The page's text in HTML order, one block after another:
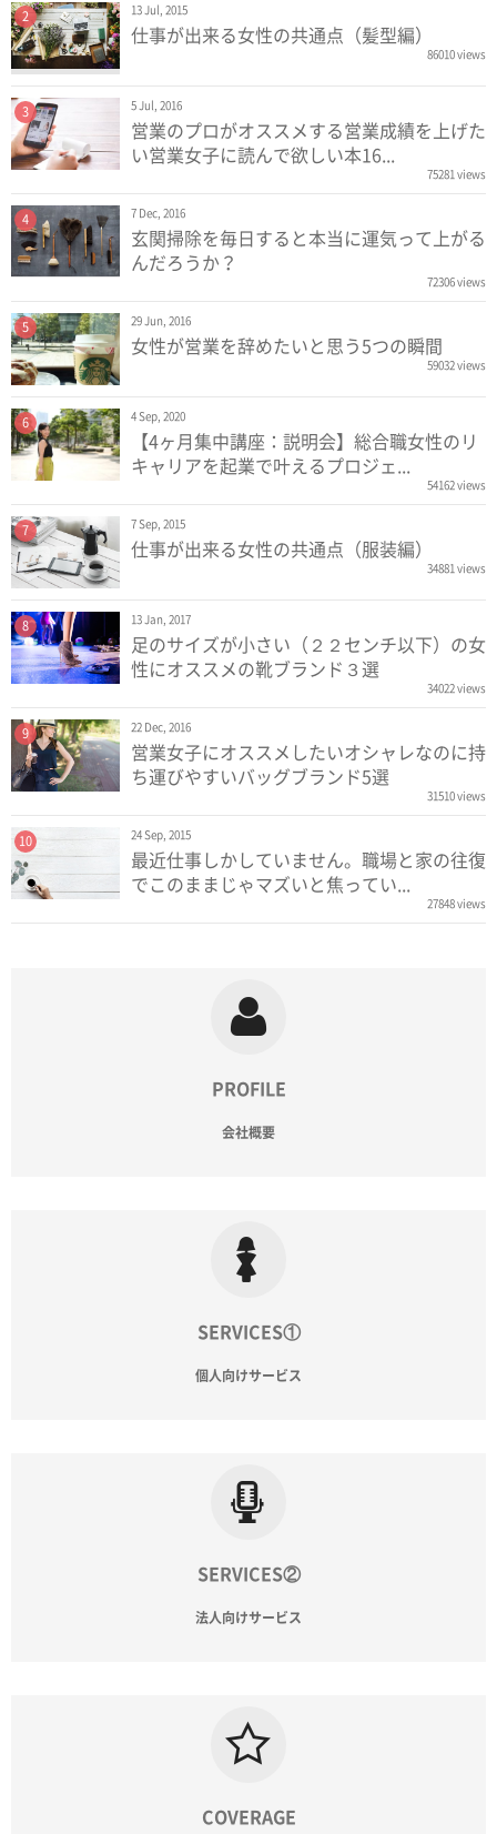
13 Jul, 2015
仕事が出来る女性の共通点（髪型編）
86010 views
2
5 Jul, 2016
営業のプロがオススメする営業成績を上げた
い営業女子に読んで欲しい本16...
75281 views
3
7 Dec, 2016
玄関掃除を毎日すると本当に運気って上がる
んだろうか？
72306 views
4
29 Jun, 2016
女性が営業を辞めたいと思う5つの瞬間
59032 views
5
4 Sep, 2020
【4ヶ月集中講座：説明会】総合職女性のリ
キャリアを起業で叶えるプロジェ...
54162 views
6
7 Sep, 2015
仕事が出来る女性の共通点（服装編）
34881 views
7
13 Jan, 2017
足のサイズが小さい（２２センチ以下）の女
性にオススメの靴ブランド３選
34022 views
8
22 Dec, 2016
営業女子にオススメしたいオシャレなのに持
ち運びやすいバッグブランド5選
31510 views
9
24 Sep, 2015
最近仕事しかしていません。職場と家の往復
でこのままじゃマズいと焦ってい...
27848 views
10
PROFILE
会社概要
SERVICES①
個人向けサービス
SERVICES②
法人向けサービス
COVERAGE